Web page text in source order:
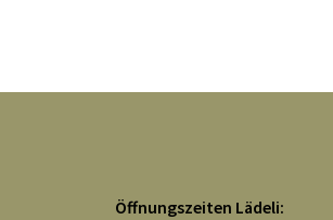
Öffnungszeiten Lädeli: